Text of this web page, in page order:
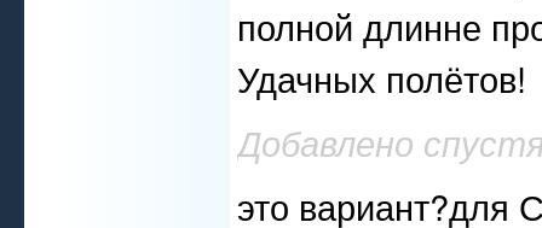
полной длинне
Удачных полётов!
Добавлено
это вариант?для